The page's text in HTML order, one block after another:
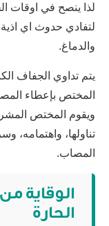
لذا ينصح في اوقات
لتفادي حدوث اي اذية
والدماغ.
يتم تداوي الجفاف
المختص بإعطاء
ويقوم المختص
تناولها، واهتمامه،
المصاب.
الوقاية
الحارة